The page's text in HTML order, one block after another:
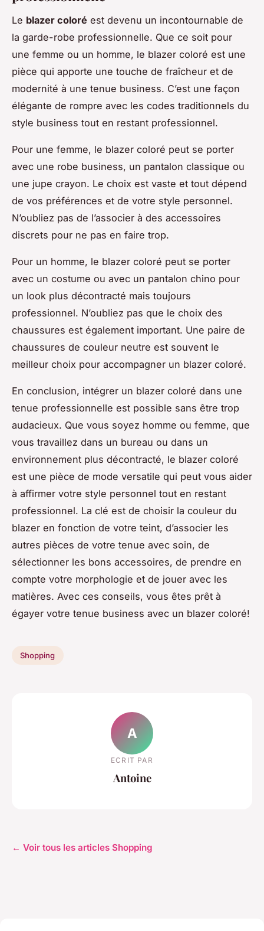
Le blazer coloré est devenu un incontournable de
la garde-robe professionnelle. Que ce soit pour
une femme ou un homme, le blazer coloré est une
pièce qui apporte une touche de fraîcheur et de
modernité à une tenue business. C’est une façon
élégante de rompre avec les codes traditionnels du
style business tout en restant professionnel.
Pour une femme, le blazer coloré peut se porter
avec une robe business, un pantalon classique ou
une jupe crayon. Le choix est vaste et tout dépend
de vos préférences et de votre style personnel.
N’oubliez pas de l’associer à des accessoires
discrets pour ne pas en faire trop.
Pour un homme, le blazer coloré peut se porter
avec un costume ou avec un pantalon chino pour
un look plus décontracté mais toujours
professionnel. N’oubliez pas que le choix des
chaussures est également important. Une paire de
chaussures de couleur neutre est souvent le
meilleur choix pour accompagner un blazer coloré.
En conclusion, intégrer un blazer coloré dans une
tenue professionnelle est possible sans être trop
audacieux. Que vous soyez homme ou femme, que
vous travaillez dans un bureau ou dans un
environnement plus décontracté, le blazer coloré
est une pièce de mode versatile qui peut vous aider
à affirmer votre style personnel tout en restant
professionnel. La clé est de choisir la couleur du
blazer en fonction de votre teint, d’associer les
autres pièces de votre tenue avec soin, de
sélectionner les bons accessoires, de prendre en
compte votre morphologie et de jouer avec les
matières. Avec ces conseils, vous êtes prêt à
égayer votre tenue business avec un blazer coloré!
Shopping
A
ECRIT PAR
Antoine
← Voir tous les articles Shopping